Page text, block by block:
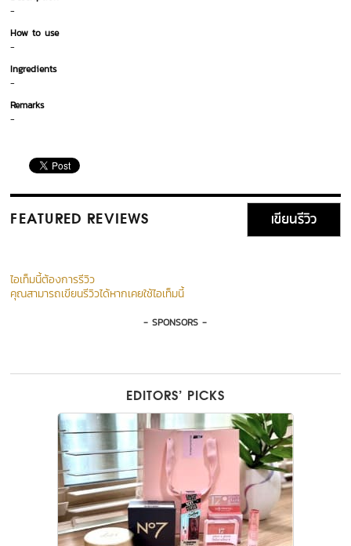
-
How to use
-
Ingredients
-
Remarks
-
FEATURED REVIEWS เขียนรีวิว
ไอเท็มนี้ต้องการรีวิว
คุณสามารถเขียนรีวิวได้หากเคยใช้ไอเท็มนี้
- SPONSORS -
EDITORS’ PICKS